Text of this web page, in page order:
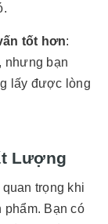
tốt hơn:
nhưng bạn
lấy được lòng
Lượng
trọng khi
phẩm. Bạn có